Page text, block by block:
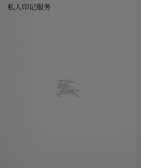
私人印记服务